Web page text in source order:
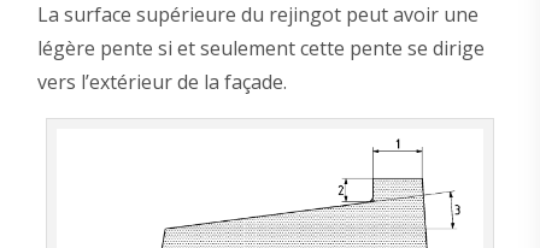
La surface supérieure du rejingot peut avoir une
légère pente si et seulement cette pente se dirige
vers l’extérieur de la façade.